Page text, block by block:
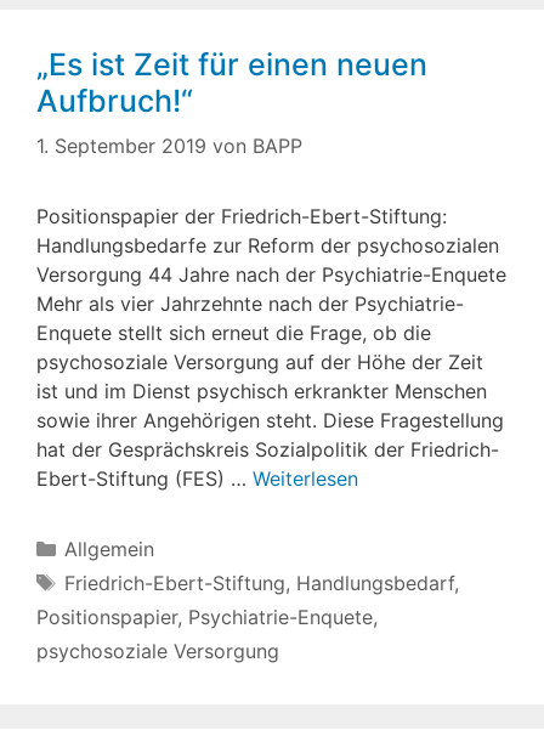
„Es ist Zeit für einen neuen
Aufbruch!“
1. September 2019 von BAPP
Positionspapier der Friedrich-Ebert-Stiftung:
Handlungsbedarfe zur Reform der psychosozialen
Versorgung 44 Jahre nach der Psychiatrie-Enquete
Mehr als vier Jahrzehnte nach der Psychiatrie-
Enquete stellt sich erneut die Frage, ob die
psychosoziale Versorgung auf der Höhe der Zeit
ist und im Dienst psychisch erkrankter Menschen
sowie ihrer Angehörigen steht. Diese Fragestellung
hat der Gesprächskreis Sozialpolitik der Friedrich-
Ebert-Stiftung (FES) … Weiterlesen
Kategorien
Allgemein
Schlagwörter
Friedrich-Ebert-Stiftung, Handlungsbedarf,
Positionspapier, Psychiatrie-Enquete,
psychosoziale Versorgung